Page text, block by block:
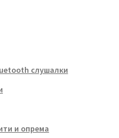
слушалки
и опрема